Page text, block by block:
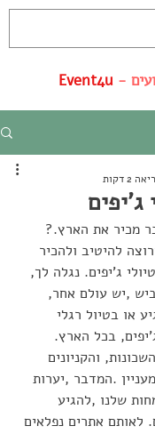
-
Event4u
ג'יפים
2 דקות
מכיר את הארץ.?
להיטיב ולהכיר
ג'יפים. נגלה לך,
,יש עולם אחר,
או בטיול רגלי
בכל הארץ.
והקניונים
.המדבר ,יערות
שלנו ,להגיע
לאותם אתרים נפלאים